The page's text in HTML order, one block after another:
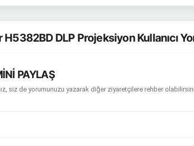
DLP Projeksiyon Kullanıcı
PAYLAŞ
siz de yorumunuzu yazarak diğer ziyaretçilere rehber